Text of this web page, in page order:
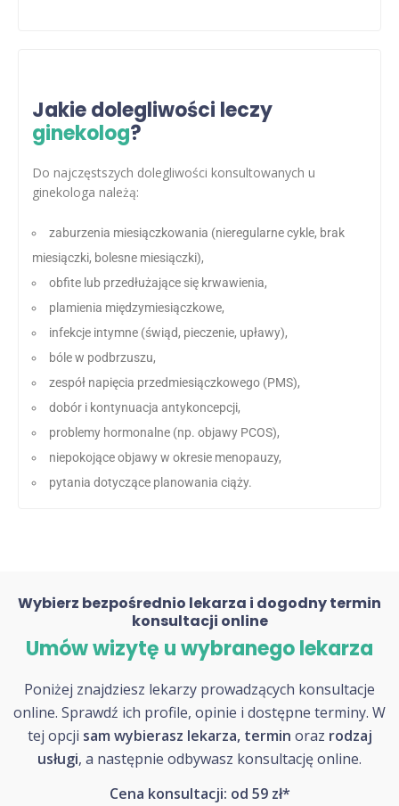
Jakie dolegliwości leczy
ginekolog?
Do najczęstszych dolegliwości konsultowanych u
ginekologa należą:
zaburzenia miesiączkowania (nieregularne cykle, brak
miesiączki, bolesne miesiączki),
obfite lub przedłużające się krwawienia,
plamienia międzymiesiączkowe,
infekcje intymne (świąd, pieczenie, upławy),
bóle w podbrzuszu,
zespół napięcia przedmiesiączkowego (PMS),
dobór i kontynuacja antykoncepcji,
problemy hormonalne (np. objawy PCOS),
niepokojące objawy w okresie menopauzy,
pytania dotyczące planowania ciąży.
Wybierz bezpośrednio lekarza i dogodny termin
konsultacji online
Umów wizytę u wybranego lekarza
Poniżej znajdziesz lekarzy prowadzących konsultacje
online. Sprawdź ich profile, opinie i dostępne terminy. W
tej opcji sam wybierasz lekarza, termin oraz rodzaj
usługi, a następnie odbywasz konsultację online.
Cena konsultacji: od 59 zł*